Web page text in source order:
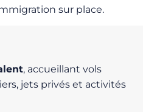
sur place.
, accueillant vols
jets privés et activités